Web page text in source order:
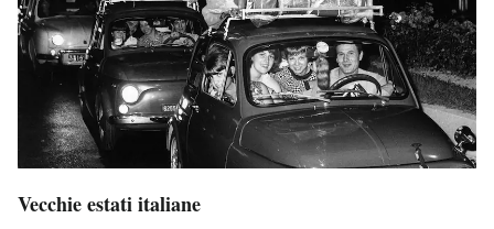
Vecchie estati italiane